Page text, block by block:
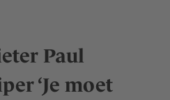
Paul
‘Je moet